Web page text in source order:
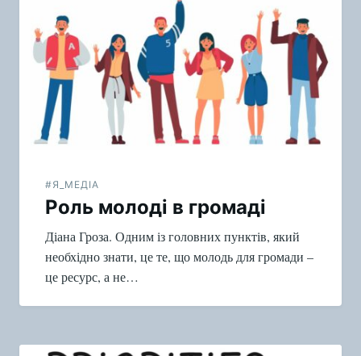
записям
#Я_МЕДІА
Роль молоді в громаді
Діана Гроза. Одним із головних пунктів, який
необхідно знати, це те, що молодь для громади –
це ресурс, а не…